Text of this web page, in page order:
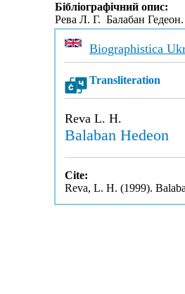
Бібліографічний опис:
Рева Л. Г. Балабан Гедеон.
Biographistica
Transliteration
Reva L. H.
Balaban Hedeon
Cite:
Reva, L. H. (1999).